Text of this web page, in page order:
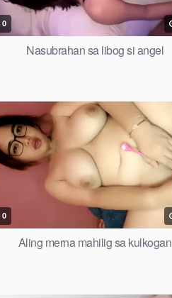
0
Nasubrahan sa libog si angel
0
Aling merna mahilig sa kulkogan